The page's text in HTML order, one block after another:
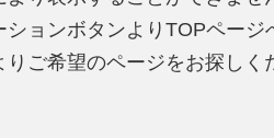
ションボタンよりTOPページ
りご希望のページをお探しく